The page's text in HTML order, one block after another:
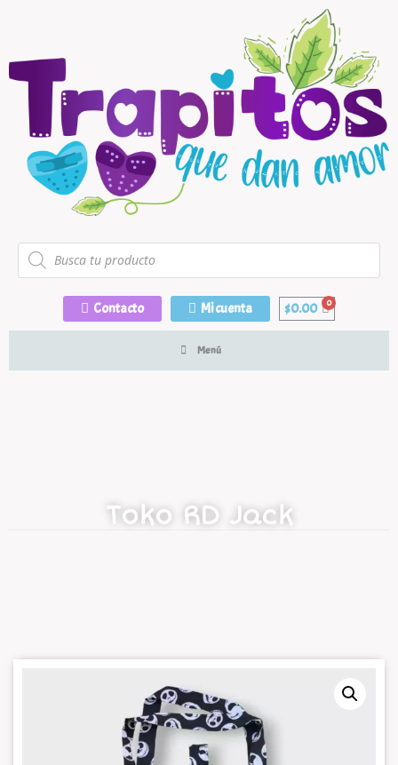
Contacto Mi cuenta $0.00
Menú
Toko RD Jack